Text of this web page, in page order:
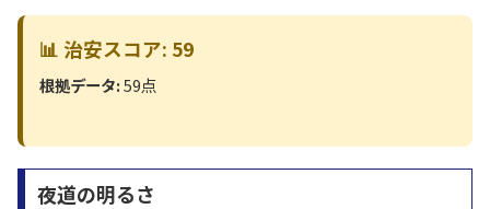
📊 治安スコア: 59
根拠データ:59点
夜道の明るさ